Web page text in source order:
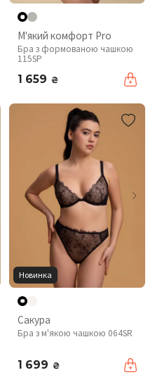
М'який комфорт Pro
Бра з формованою чашкою
115SP
1 659 ₴
Новинка
Сакура
Бра з м'якою чашкою 064SR
1 699 ₴